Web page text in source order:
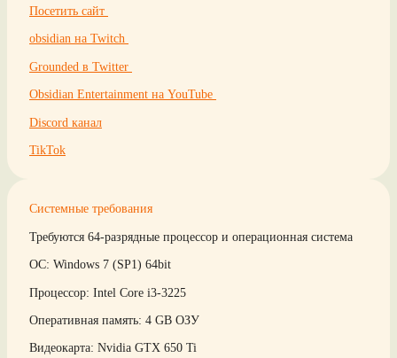
Посетить сайт
obsidian на Twitch
Grounded в Twitter
Obsidian Entertainment на YouTube
Discord канал
TikTok
Системные требования
Требуются 64-разрядные процессор и операционная система
ОС: Windows 7 (SP1) 64bit
Процессор: Intel Core i3-3225
Оперативная память: 4 GB ОЗУ
Видеокарта: Nvidia GTX 650 Ti